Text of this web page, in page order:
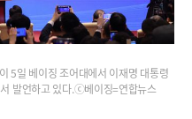
5일 베이징 조어대에서 이재명 대통령
발언하고 있다.ⓒ베이징=연합뉴스